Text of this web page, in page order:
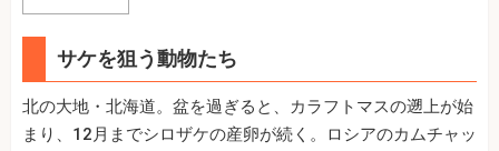
サケを狙う動物たち
北の大地・北海道。盆を過ぎると、カラフトマスの遡上が始
まり、12月までシロザケの産卵が続く。ロシアのカムチャッ